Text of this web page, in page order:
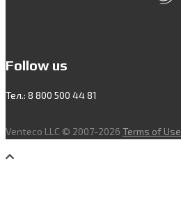
Follow us
Тел.: 8 800 500 44 81
Venteco LLC © 2007-2026 Terms of Use